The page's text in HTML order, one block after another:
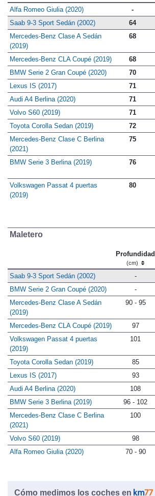
Alfa Romeo Giulia (2020) -
Saab 9-3 Sport Sedán (2002)
64
Mercedes-Benz Clase A Sedán
(2019)
68
Mercedes-Benz CLA Coupé (2019) 68
BMW Serie 2 Gran Coupé (2020)
70
Lexus IS (2017)
71
Audi A4 Berlina (2020)
71
Volvo S60 (2019)
71
Toyota Corolla Sedan (2019)
72
Mercedes-Benz Clase C Berlina
(2021)
75
BMW Serie 3 Berlina (2019) 76
Volkswagen Passat 4 puertas
(2019)
80
Maletero
Profundidad
(cm)
Saab 9-3 Sport Sedán (2002) -
BMW Serie 2 Gran Coupé (2020)
-
Mercedes-Benz Clase A Sedán
(2019)
90 - 95
Mercedes-Benz CLA Coupé (2019) 97
Volkswagen Passat 4 puertas
(2019)
101
Toyota Corolla Sedan (2019) 85
Lexus IS (2017)
93
Audi A4 Berlina (2020)
108
BMW Serie 3 Berlina (2019)
96 - 102
Mercedes-Benz Clase C Berlina
(2021)
100
Volvo S60 (2019) 98
Alfa Romeo Giulia (2020)
70 - 90
Cómo medimos los coches en